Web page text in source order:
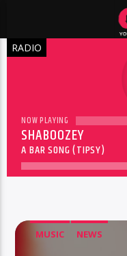
RADIO
NOW PLAYING
SHABOOZEY
A BAR SONG (TIPSY)
MUSIC NEWS